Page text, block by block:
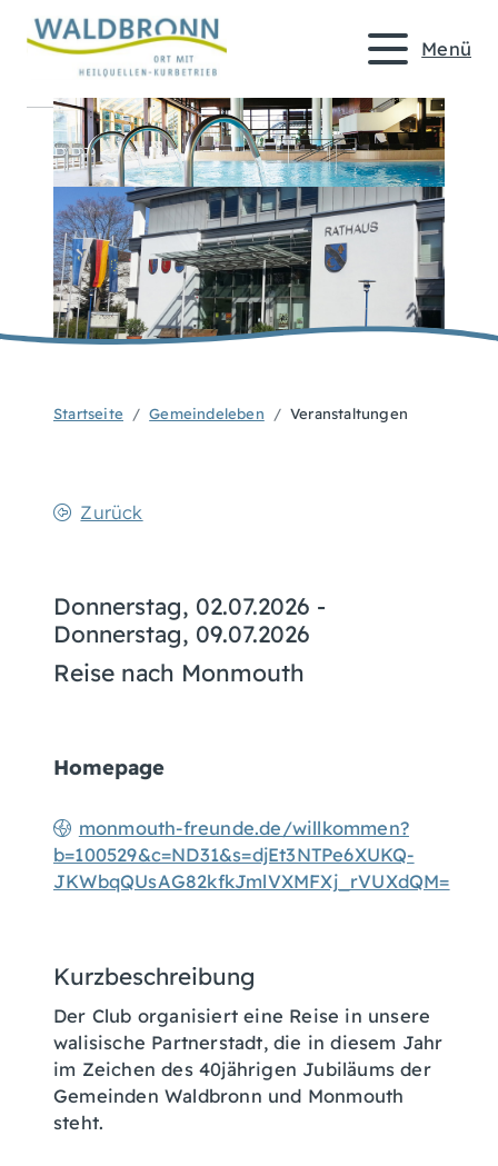
Menü
Startseite Gemeindeleben Veranstaltungen
Zurück
Donnerstag, 02.07.2026 -
Donnerstag, 09.07.2026
Reise nach Monmouth
Homepage
monmouth-freunde.de/willkommen?
b=100529&c=ND31&s=djEt3NTPe6XUKQ-
JKWbqQUsAG82kfkJmlVXMFXj_rVUXdQM=
Kurzbeschreibung
Der Club organisiert eine Reise in unsere
walisische Partnerstadt, die in diesem Jahr
im Zeichen des 40jährigen Jubiläums der
Gemeinden Waldbronn und Monmouth
steht.